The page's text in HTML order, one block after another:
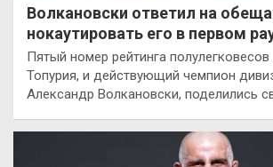
Волкановски ответил на
нокаутировать его в первом
Пятый номер рейтинга полулегковесов
Топурия, и действующий чемпион
Александр Волкановски, поделились